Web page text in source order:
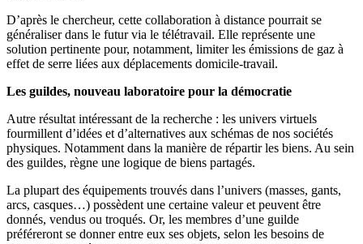
D’après le chercheur, cette collaboration à distance pourrait se
généraliser dans le futur via le télétravail. Elle représente une
solution pertinente pour, notamment, limiter les émissions de gaz à
effet de serre liées aux déplacements domicile-travail.
Les guildes, nouveau laboratoire pour la démocratie
Autre résultat intéressant de la recherche : les univers virtuels
fourmillent d’idées et d’alternatives aux schémas de nos sociétés
physiques. Notamment dans la manière de répartir les biens. Au sein
des guildes, règne une logique de biens partagés.
La plupart des équipements trouvés dans l’univers (masses, gants,
arcs, casques…) possèdent une certaine valeur et peuvent être
donnés, vendus ou troqués. Or, les membres d’une guilde
préféreront se donner entre eux ses objets, selon les besoins de